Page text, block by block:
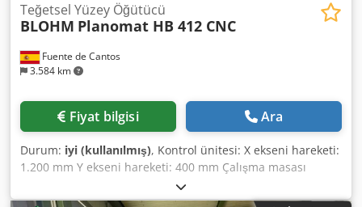
Fuente de Cantos
3.584 km
Teğetsel Yüzey Öğütücü
BLOHM Planomat HB 412 CNC
Fiyat bilgisi Ara
Durum: iyi (kullanılmış), Kontrol ünitesi: X ekseni hareketi:
1.200 mm Y ekseni hareketi: 400 mm Çalışma masası
uzunluğu: 1.200 mm Çalışma masası genişliği: 350 mm Ana
elektronik bağlantı: 380 V Toplam güç gereksinimi: 24 kVA